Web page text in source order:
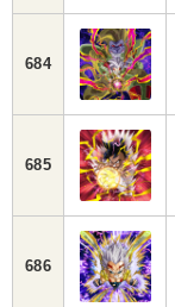
684
685
686